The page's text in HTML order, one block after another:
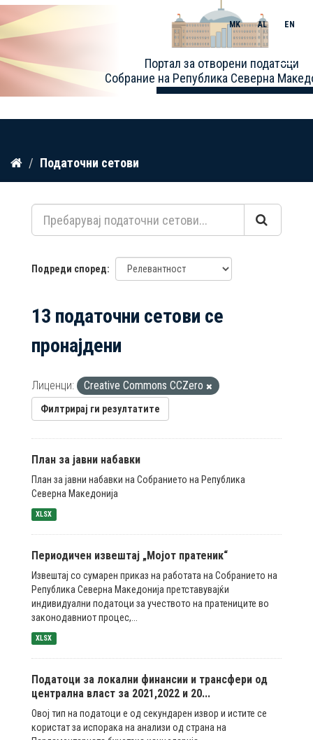
Прескокнете
содржина
Портал за отворени податоци
Собрание на Република Северна
MK AL EN
Toggle
Податочни сетови
Подреди според
13 податочни сетови се
пронајдени
Лиценци: Creative Commons CCZero
Филтрирај ги резултатите
План за јавни набавки
План за јавни набавки на Собранието на Република
Северна Македонија
XLSX
Периодичен извештај „Мојот пратеник“
Извештај со сумарен приказ на работата на Собранието на
Република Северна Македонија претставувајќи
индивидуални податоци за учеството на пратениците во
законодавниот процес,...
XLSX
Податоци за локални финансии и трансфери од
централна власт за 2021,2022 и 20...
Овој тип на податоци е од секундарен извор и истите се
користат за испорака на анализи од страна на